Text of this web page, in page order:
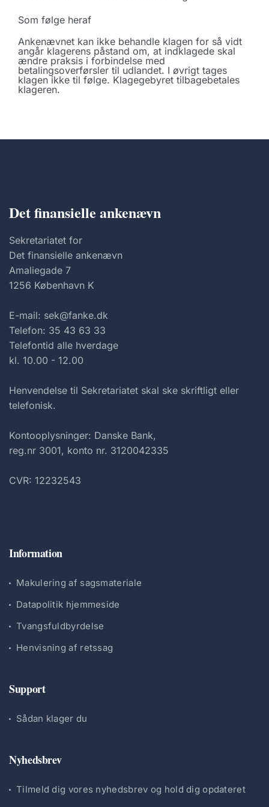
Som følge heraf
Ankenævnet kan ikke behandle klagen for så vidt
angår klagerens påstand om, at indklagede skal
ændre praksis i forbindelse med
betalingsoverførsler til udlandet. I øvrigt tages
klagen ikke til følge. Klagegebyret tilbagebetales
klageren.
Det finansielle ankenævn
Sekretariatet for
Det finansielle ankenævn
Amaliegade 7
1256 København K
E-mail: sek@fanke.dk
Telefon: 35 43 63 33
Telefontid alle hverdage
kl. 10.00 - 12.00
Henvendelse til Sekretariatet skal ske skriftligt eller
telefonisk.
Kontooplysninger: Danske Bank,
reg.nr 3001, konto nr. 3120042335
CVR: 12232543
Information
Makulering af sagsmateriale
Datapolitik hjemmeside
Tvangsfuldbyrdelse
Henvisning af retssag
Support
Sådan klager du
Nyhedsbrev
Tilmeld dig vores nyhedsbrev og hold dig opdateret